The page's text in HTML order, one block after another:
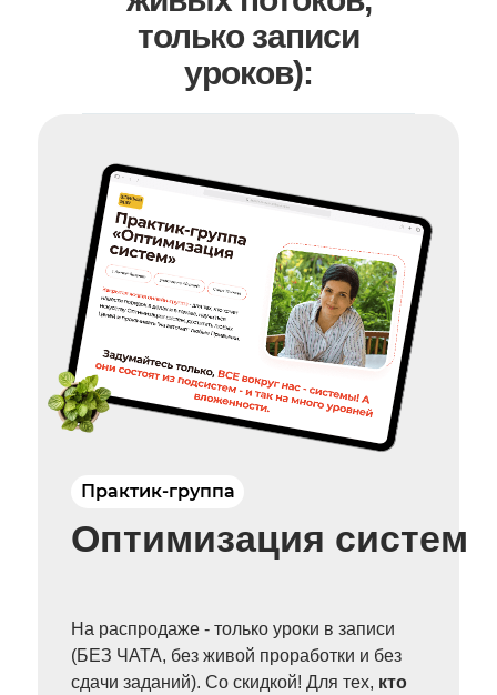
только записи
уроков):
Оптимизация систем
На распродаже - только уроки в записи
(БЕЗ ЧАТА, без живой проработки и без
сдачи заданий). Со скидкой! Для тех, кто
Практик-группа